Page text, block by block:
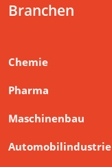
Branchen
Chemie
Pharma
Maschinenbau
Automobilindustrie